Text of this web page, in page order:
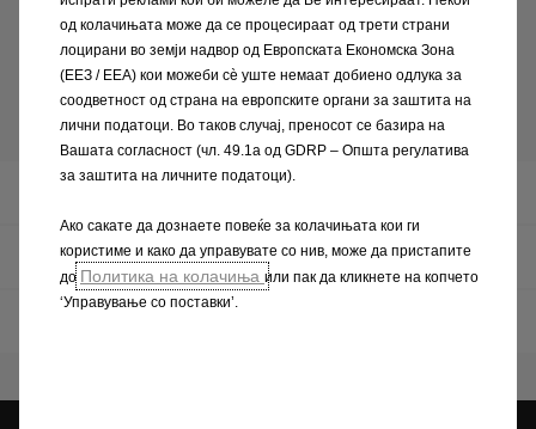
Новата Astra
Брошури и ценовници
од колачињата може да се процесираат од трети страни
лоцирани во земји надвор од Европската Економска Зона
(ЕЕЗ / EEA) кои можеби сѐ уште немаат добиено одлука за
соодветност од страна на европските органи за заштита на
лични податоци. Во таков случај, преносот се базира на
Вашата согласност (чл. 49.1а од GDRP – Општа регулатива
за заштита на личните податоци).
Ако сакате да дознаете повеќе за колачињата кои ги
користиме и како да управувате со нив, може да пристапите
до Политика на колачиња или пак да кликнете на копчето
‘Управување со поставки’.